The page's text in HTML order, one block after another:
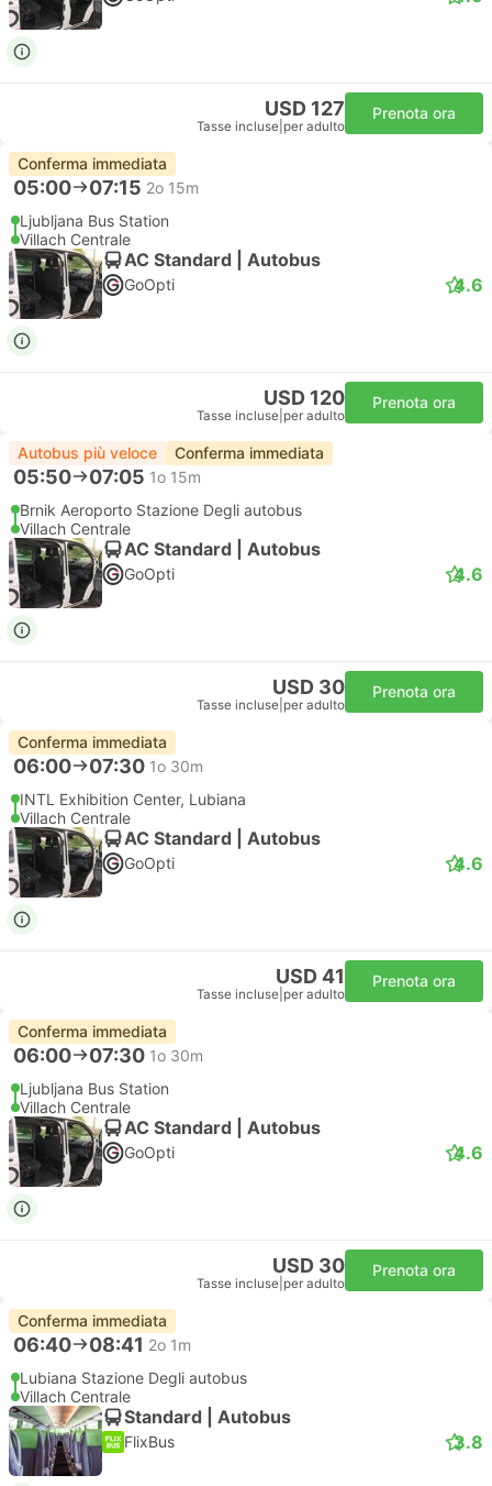
USD 127
Tasse incluse per adulto
Prenota ora
Conferma immediata
05:00 07:15 2o 15m
Ljubljana Bus Station
Villach Centrale
AC Standard | Autobus
GoOpti 4.6
USD 120
Tasse incluse per adulto
Prenota ora
Autobus più veloce Conferma immediata
05:50 07:05 1o 15m
Brnik Aeroporto Stazione Degli autobus
Villach Centrale
AC Standard | Autobus
GoOpti 4.6
USD 30
Tasse incluse per adulto
Prenota ora
Conferma immediata
06:00 07:30 1o 30m
INTL Exhibition Center, Lubiana
Villach Centrale
AC Standard | Autobus
GoOpti 4.6
USD 41
Tasse incluse per adulto
Prenota ora
Conferma immediata
06:00 07:30 1o 30m
Ljubljana Bus Station
Villach Centrale
AC Standard | Autobus
GoOpti 4.6
USD 30
Tasse incluse per adulto
Prenota ora
Conferma immediata
06:40 08:41 2o 1m
Lubiana Stazione Degli autobus
Villach Centrale
Standard | Autobus
FlixBus 3.8